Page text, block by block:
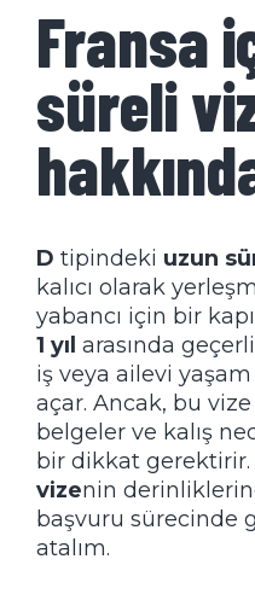
Fransa
süreli
D tipindeki uzun
kalıcı olarak
yabancı için bir
1 yıl arasında
iş veya ailevi
açar. Ancak, bu
belgeler ve kalış
bir dikkat
vizenin
başvuru sürecinde
atalım.